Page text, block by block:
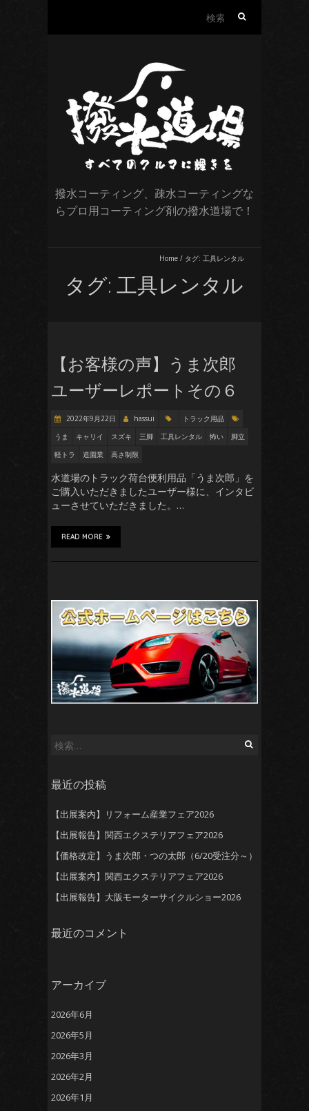
撥水コーティング、疎水コーティングな
らプロ用コーティング剤の撥水道場で！
Home / タグ: 工具レンタル
タグ: 工具レンタル
【お客様の声】うま次郎
ユーザーレポートその６
2022年9月22日 hassui
トラック用品
うま
キャリイ スズキ 三脚 工具レンタル 怖い
脚立
軽トラ
造園業 高さ制限
水道場のトラック荷台便利用品「うま次郎」を
ご購入いただきましたユーザー様に、インタビ
ューさせていただきました。…
READ MORE
検
最近の投稿
【出展案内】リフォーム産業フェア2026
【出展報告】関西エクステリアフェア2026
【価格改定】うま次郎・つの太郎（6/20受注分～）
【出展案内】関西エクステリアフェア2026
【出展報告】大阪モーターサイクルショー2026
最近のコメント
アーカイブ
2026年6月
2026年5月
2026年3月
2026年2月
2026年1月